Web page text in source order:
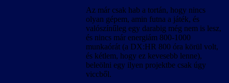
Az már csak hab a tortán, hogy nincs
olyan gépem, amin futna a játék, és
valószínűleg egy darabig még nem is lesz,
és nincs már energiám 800-1000
munkaórát (a DX:HR 800 óra körül volt,
és kétlem, hogy ez kevesebb lenne),
beleölni egy ilyen projektbe csak úgy
viccből.